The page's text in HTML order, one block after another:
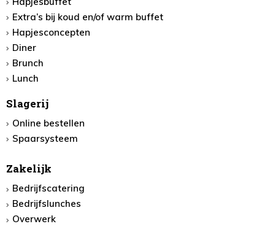
Extra’s bij koud en/of warm buffet
Hapjesconcepten
Diner
Brunch
Lunch
Slagerij
Online bestellen
Spaarsysteem
Zakelijk
Bedrijfscatering
Bedrijfslunches
Overwerk